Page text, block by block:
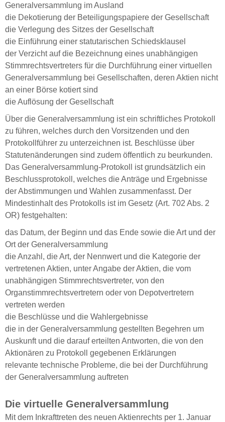
Generalversammlung im Ausland
die Dekotierung der Beteiligungspapiere der Gesellschaft
die Verlegung des Sitzes der Gesellschaft
die Einführung einer statutarischen Schiedsklausel
der Verzicht auf die Bezeichnung eines unabhängigen
Stimmrechtsvertreters für die Durchführung einer virtuellen
Generalversammlung bei Gesellschaften, deren Aktien nicht
an einer Börse kotiert sind
die Auflösung der Gesellschaft
Über die Generalversammlung ist ein schriftliches Protokoll
zu führen, welches durch den Vorsitzenden und den
Protokollführer zu unterzeichnen ist. Beschlüsse über
Statutenänderungen sind zudem öffentlich zu beurkunden.
Das Generalversammlung-Protokoll ist grundsätzlich ein
Beschlussprotokoll, welches die Anträge und Ergebnisse
der Abstimmungen und Wahlen zusammenfasst. Der
Mindestinhalt des Protokolls ist im Gesetz (Art. 702 Abs. 2
OR) festgehalten:
das Datum, der Beginn und das Ende sowie die Art und der
Ort der Generalversammlung
die Anzahl, die Art, der Nennwert und die Kategorie der
vertretenen Aktien, unter Angabe der Aktien, die vom
unabhängigen Stimmrechtsvertreter, von den
Organstimmrechtsvertretern oder von Depotvertretern
vertreten werden
die Beschlüsse und die Wahlergebnisse
die in der Generalversammlung gestellten Begehren um
Auskunft und die darauf erteilten Antworten, die von den
Aktionären zu Protokoll gegebenen Erklärungen
relevante technische Probleme, die bei der Durchführung
der Generalversammlung auftreten
Die virtuelle Generalversammlung
Mit dem Inkrafttreten des neuen Aktienrechts per 1. Januar